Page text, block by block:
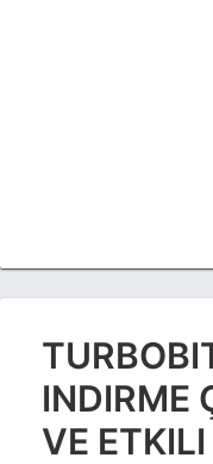
INDIRME
VE ETKILI